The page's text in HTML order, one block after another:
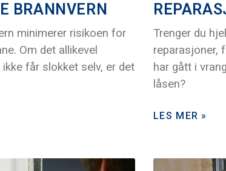
BRANNVERN
minimerer risikoen for
Om det allikevel
får slokket selv, er det
Trenger du
reparasjoner,
har gått i
låsen?
LES MER »